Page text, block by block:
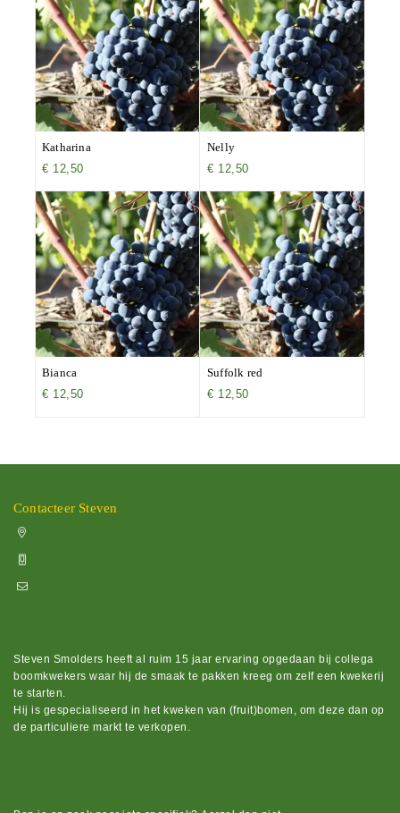
Katharina
€ 12,50
Nelly
€ 12,50
Bianca
€ 12,50
Suffolk red
€ 12,50
Contacteer Steven
Steven Smolders heeft al ruim 15 jaar ervaring opgedaan bij collega
boomkwekers waar hij de smaak te pakken kreeg om zelf een kwekerij
te starten.
Hij is gespecialiseerd in het kweken van (fruit)bomen, om deze dan op
de particuliere markt te verkopen.